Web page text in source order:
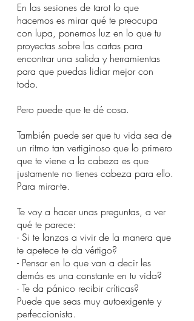
En las sesiones de tarot lo que
hacemos es mirar qué te preocupa
con lupa, ponemos luz en lo que tu
proyectas sobre las cartas para
encontrar una salida y herramientas
para que puedas lidiar mejor con
todo.
Pero puede que te dé cosa.
También puede ser que tu vida sea de
un ritmo tan vertiginoso que lo primero
que te viene a la cabeza es que
justamente no tienes cabeza para ello.
Para mirar-te.
Te voy a hacer unas preguntas, a ver
qué te parece:
- Si te lanzas a vivir de la manera que
te apetece te da vértigo?
- Pensar en lo que van a decir les
demás es una constante en tu vida?
- Te da pánico recibir críticas?
Puede que seas muy autoexigente y
perfeccionista.